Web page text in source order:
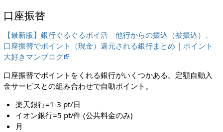
口座振替
【最新版】銀行ぐるぐるポイ活 他行からの振込（被振込）、
口座振替でポイント（現金）還元される銀行まとめ | ポイント
大好きマンブログ
口座振替でポイントをくれる銀行がいくつかある。定額自動入
金サービスとの組み合わせで自動ポイント。
楽天銀行=1-3 pt/日
イオン銀行=5 pt/件 (公共料金のみ)
月